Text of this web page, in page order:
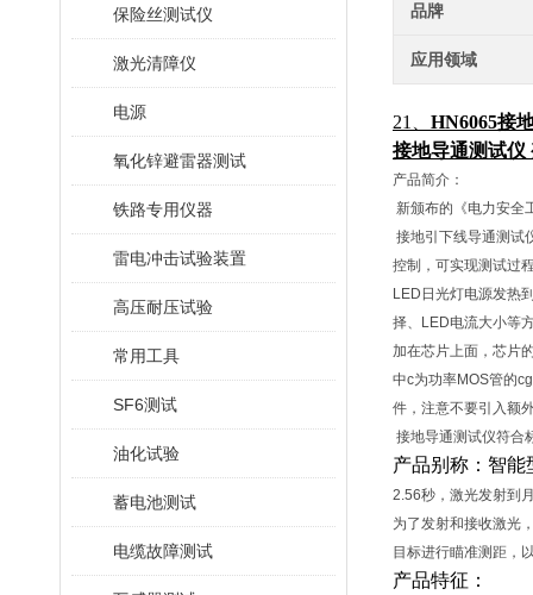
保险丝测试仪
激光清障仪
电源
氧化锌避雷器测试
铁路专用仪器
雷电冲击试验装置
高压耐压试验
常用工具
SF6测试
油化试验
蓄电池测试
电缆故障测试
品牌
应用领域
21、 HN6065接
接地导通测试仪
产品简介：
新颁布的《电力安
接地引下线导通测试
控制，可实现测试过
LED日光灯电源发热
择、LED电流大小等
加在芯片上面，芯片
中c为功率MOS管的
件，注意不要引入额
接地导通测试仪符合
产品别称：智能
2.56秒，激光发射到
为了发射和接收激光
目标进行瞄准测距，
产品特征：